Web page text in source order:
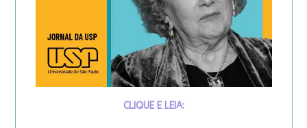
CLIQUE E LEIA: